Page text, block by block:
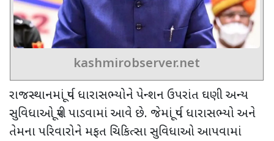
kashmirobserver.net
રાજસ્થાનમાં પૂર્વ ધારાસભ્યોને પેન્શન ઉપરાંત ઘણી અન્ય
સુવિધાઓ પૂરી પાડવામાં આવે છે. જેમાં પૂર્વ ધારાસભ્યો અને
તેમના પરિવારોને મફત ચિકિત્સા સુવિધાઓ આપવામાં